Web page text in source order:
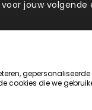
jouw
25, Hardenberg
gepersonaliseerde
cookies die we